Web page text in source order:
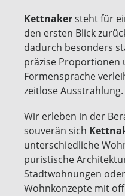
Kettnakersteht für
den ersten Blick
dadurch besonders
präzise Proportionen
Formensprache
zeitlose Ausstrahlung.
Wir erleben in der
souverän sich
unterschiedliche
puristische
Stadtwohnungen
Wohnkonzepte mit